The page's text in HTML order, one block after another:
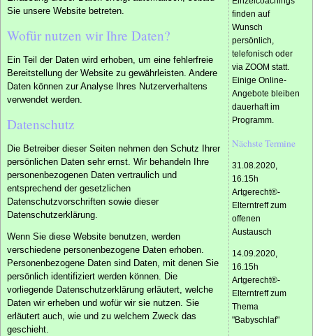
Sie unsere Website betreten.
Wofür nutzen wir Ihre Daten?
Ein Teil der Daten wird erhoben, um eine fehlerfreie
Bereitstellung der Website zu gewährleisten. Andere
Daten können zur Analyse Ihres Nutzerverhaltens
verwendet werden.
Datenschutz
Die Betreiber dieser Seiten nehmen den Schutz Ihrer
persönlichen Daten sehr ernst. Wir behandeln Ihre
personenbezogenen Daten vertraulich und
entsprechend der gesetzlichen
Datenschutzvorschriften sowie dieser
Datenschutzerklärung.
Wenn Sie diese Website benutzen, werden
verschiedene personenbezogene Daten erhoben.
Personenbezogene Daten sind Daten, mit denen Sie
persönlich identifiziert werden können. Die
vorliegende Datenschutzerklärung erläutert, welche
Daten wir erheben und wofür wir sie nutzen. Sie
erläutert auch, wie und zu welchem Zweck das
geschieht.
finden auf
Wunsch
persönlich,
telefonisch oder
via ZOOM statt.
Einige Online-
Angebote bleiben
dauerhaft im
Programm.
Nächste Termine
31.08.2020,
16.15h
Artgerecht®-
Elterntreff zum
offenen
Austausch
14.09.2020,
16.15h
Artgerecht®-
Elterntreff zum
Thema
"Babyschlaf"